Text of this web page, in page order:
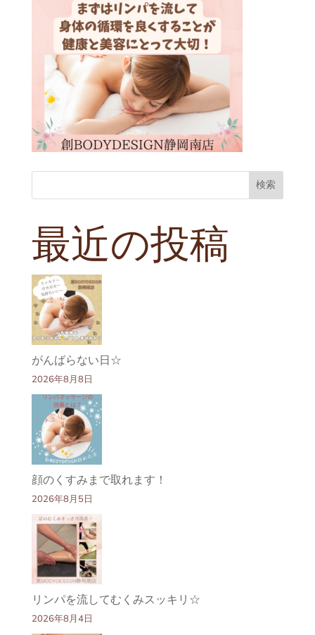
検索
最近の投稿
がんばらない日☆
2026年8月8日
顔のくすみまで取れます！
2026年8月5日
リンパを流してむくみスッキリ☆
2026年8月4日